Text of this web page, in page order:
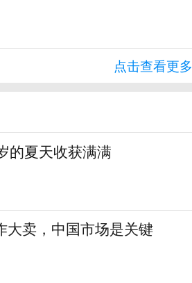
点击查看更多
的夏天收获满满
大卖，中国市场是关键